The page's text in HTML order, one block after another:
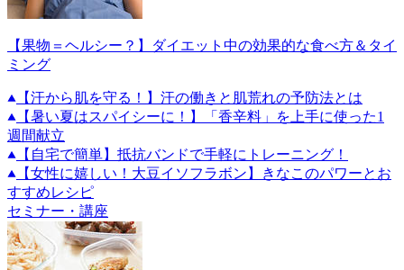
【果物＝ヘルシー？】ダイエット中の効果的な食べ方＆タイ
ミング
【汗から肌を守る！】汗の働きと肌荒れの予防法とは
【暑い夏はスパイシーに！】「香辛料」を上手に使った1
週間献立
【自宅で簡単】抵抗バンドで手軽にトレーニング！
【女性に嬉しい！大豆イソフラボン】きなこのパワーとお
すすめレシピ
セミナー・講座